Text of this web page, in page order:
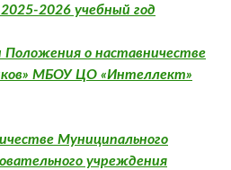
2025-2026 учебный год
о наставничестве
МБОУ ЦО «Интеллект»
Муниципального
учреждения